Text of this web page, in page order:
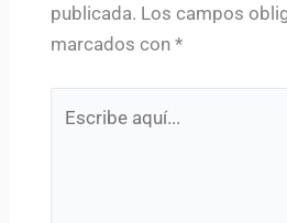
publicada. Los campos
marcados con *